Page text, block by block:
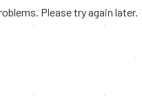
Please try again later.